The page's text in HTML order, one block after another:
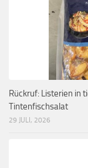
Rückruf: Listerien in
Tintenfischsalat
29 JULI, 2026